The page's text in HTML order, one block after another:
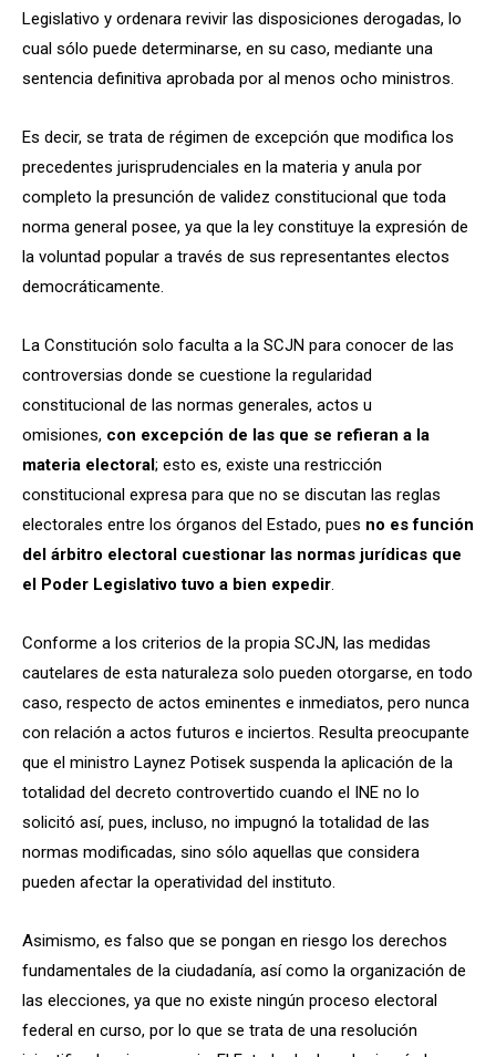
Legislativo y ordenara revivir las disposiciones derogadas, lo
cual sólo puede determinarse, en su caso, mediante una
sentencia definitiva aprobada por al menos ocho ministros.
Es decir, se trata de régimen de excepción que modifica los
precedentes jurisprudenciales en la materia y anula por
completo la presunción de validez constitucional que toda
norma general posee, ya que la ley constituye la expresión de
la voluntad popular a través de sus representantes electos
democráticamente.
La Constitución solo faculta a la SCJN para conocer de las
controversias donde se cuestione la regularidad
constitucional de las normas generales, actos u
omisiones, con excepción de las que se refieran a la
materia electoral; esto es, existe una restricción
constitucional expresa para que no se discutan las reglas
electorales entre los órganos del Estado, pues no es función
del árbitro electoral cuestionar las normas jurídicas que
el Poder Legislativo tuvo a bien expedir.
Conforme a los criterios de la propia SCJN, las medidas
cautelares de esta naturaleza solo pueden otorgarse, en todo
caso, respecto de actos eminentes e inmediatos, pero nunca
con relación a actos futuros e inciertos. Resulta preocupante
que el ministro Laynez Potisek suspenda la aplicación de la
totalidad del decreto controvertido cuando el INE no lo
solicitó así, pues, incluso, no impugnó la totalidad de las
normas modificadas, sino sólo aquellas que considera
pueden afectar la operatividad del instituto.
Asimismo, es falso que se pongan en riesgo los derechos
fundamentales de la ciudadanía, así como la organización de
las elecciones, ya que no existe ningún proceso electoral
federal en curso, por lo que se trata de una resolución